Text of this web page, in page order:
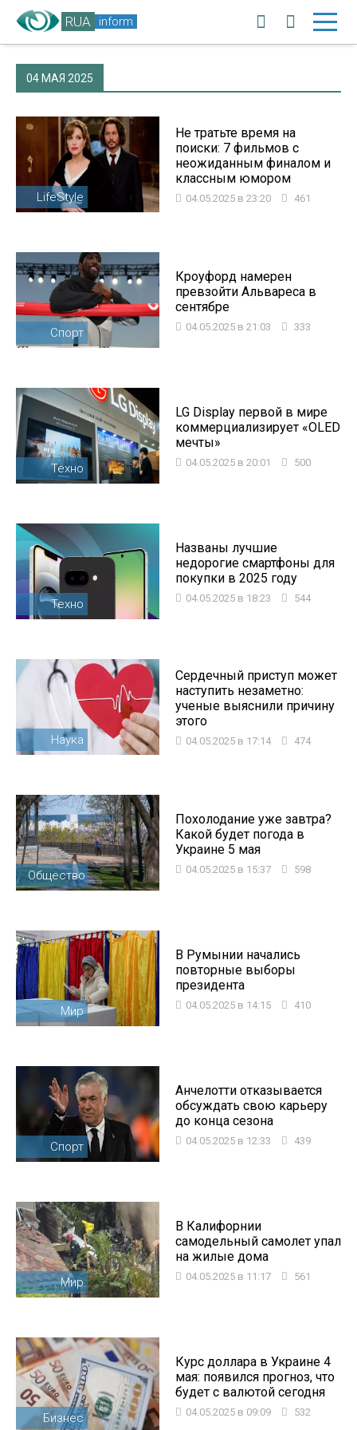
RUA inform
04 МАЯ 2025
LifeStyle
Не тратьте время на
поиски: 7 фильмов с
неожиданным финалом и
классным юмором
04.05.2025 в 23:20 461
Спорт
Кроуфорд намерен
превзойти Альвареса в
сентябре
04.05.2025 в 21:03 333
Техно
LG Display первой в мире
коммерциализирует «OLED
мечты»
04.05.2025 в 20:01 500
Техно
Названы лучшие
недорогие смартфоны для
покупки в 2025 году
04.05.2025 в 18:23 544
Наука
Сердечный приступ может
наступить незаметно:
ученые выяснили причину
этого
04.05.2025 в 17:14 474
Общество
Похолодание уже завтра?
Какой будет погода в
Украине 5 мая
04.05.2025 в 15:37 598
Мир
В Румынии начались
повторные выборы
президента
04.05.2025 в 14:15 410
Спорт
Анчелотти отказывается
обсуждать свою карьеру
до конца сезона
04.05.2025 в 12:33 439
Мир
В Калифорнии
самодельный самолет упал
на жилые дома
04.05.2025 в 11:17 561
Бизнес
Курс доллара в Украине 4
мая: появился прогноз, что
будет с валютой сегодня
04.05.2025 в 09:09 532